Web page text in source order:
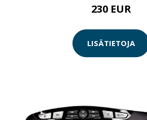
230 EUR
LISÄTIETOJA